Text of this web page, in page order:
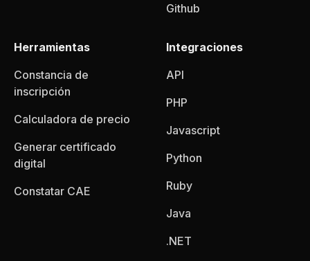
Github
Herramientas
Constancia de
inscripción
Calculadora de precio
Generar certificado
digital
Constatar CAE
Integraciones
API
PHP
Javascript
Python
Ruby
Java
.NET